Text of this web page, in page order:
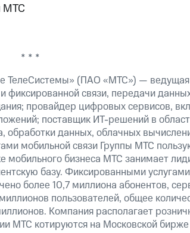
МТС
* * *
ТелеСистемы» (ПАО «МТС») —
фиксированной связи, передачи
провайдер цифровых сервисов,
поставщик ИТ-решений в
обработки данных, облачных
мобильной связи Группы МТС
мобильного бизнеса МТС занимает
базу. Фиксированными
более 10,7 миллиона абонентов,
пользователей, общее
Компания располагает
МТС котируются на Московской